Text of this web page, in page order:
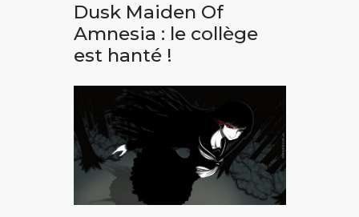
Dusk Maiden Of
Amnesia : le collège
est hanté !